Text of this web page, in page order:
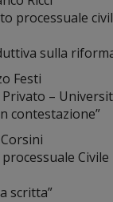
processuale
sulla
Festi
–
contestazione”
scritta”